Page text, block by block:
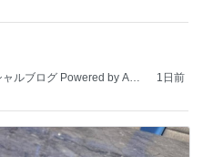
ルブログ Powered by Ame
1日前